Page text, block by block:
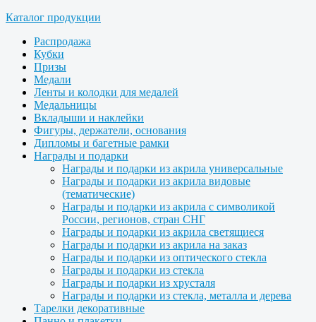
Каталог продукции
Распродажа
Кубки
Призы
Медали
Ленты и колодки для медалей
Медальницы
Вкладыши и наклейки
Фигуры, держатели, основания
Дипломы и багетные рамки
Награды и подарки
Награды и подарки из акрила универсальные
Награды и подарки из акрила видовые
(тематические)
Награды и подарки из акрила с символикой
России, регионов, стран СНГ
Награды и подарки из акрила светящиеся
Награды и подарки из акрила на заказ
Награды и подарки из оптического стекла
Награды и подарки из стекла
Награды и подарки из хрусталя
Награды и подарки из стекла, металла и дерева
Тарелки декоративные